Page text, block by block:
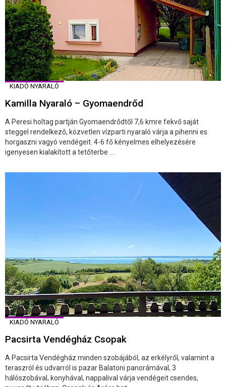
KIADÓ NYARALÓ
Kamilla Nyaraló – Gyomaendrőd
A Peresi holtag partján Gyomaendrődtől 7,6 kmre fekvő saját
steggel rendelkező, közvetlen vízparti nyaraló várja a pihenni es
horgaszni vagyó vendégeit. 4-6 fő kényelmes elhelyezésére
igenyesen kialakított a tetőterbe ...
KIADÓ NYARALÓ
Pacsirta Vendégház Csopak
A Pacsirta Vendégház minden szobájából, az erkélyről, valamint a
teraszról és udvarról is pazar Balatoni panorámával, 3
hálószobával, konyhával, nappalival várja vendégeit csendes,